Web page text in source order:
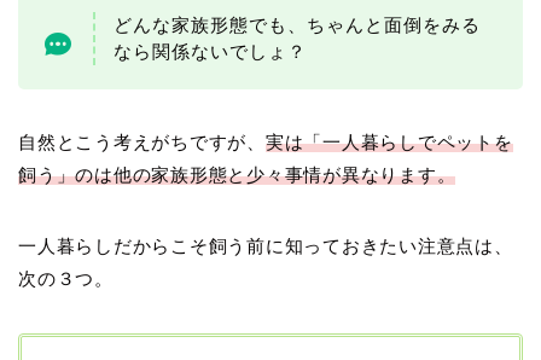
どんな家族形態でも、ちゃんと面倒をみる
なら関係ないでしょ？
自然とこう考えがちですが、 実は「一人暮らしでペットを
飼う」のは他の家族形態と少々事情が異なります。
一人暮らしだからこそ飼う前に知っておきたい注意点は、
次の３つ。